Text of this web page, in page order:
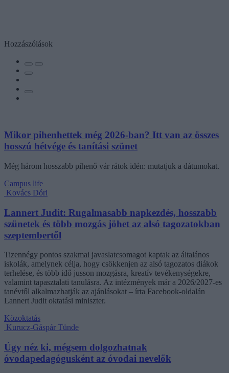
Hozzászólások
Mikor pihenhettek még 2026-ban? Itt van az összes
hosszú hétvége és tanítási szünet
Még három hosszabb pihenő vár rátok idén: mutatjuk a dátumokat.
Campus life
Kovács Dóri
Lannert Judit: Rugalmasabb napkezdés, hosszabb
szünetek és több mozgás jöhet az alsó tagozatokban
szeptembertől
Tizennégy pontos szakmai javaslatcsomagot kaptak az általános
iskolák, amelynek célja, hogy csökkenjen az alsó tagozatos diákok
terhelése, és több idő jusson mozgásra, kreatív tevékenységekre,
valamint tapasztalati tanulásra. Az intézmények már a 2026/2027-es
tanévtől alkalmazhatják az ajánlásokat – írta Facebook-oldalán
Lannert Judit oktatási miniszter.
Közoktatás
Kurucz-Gáspár Tünde
Úgy néz ki, mégsem dolgozhatnak
óvodapedagógusként az óvodai nevelők